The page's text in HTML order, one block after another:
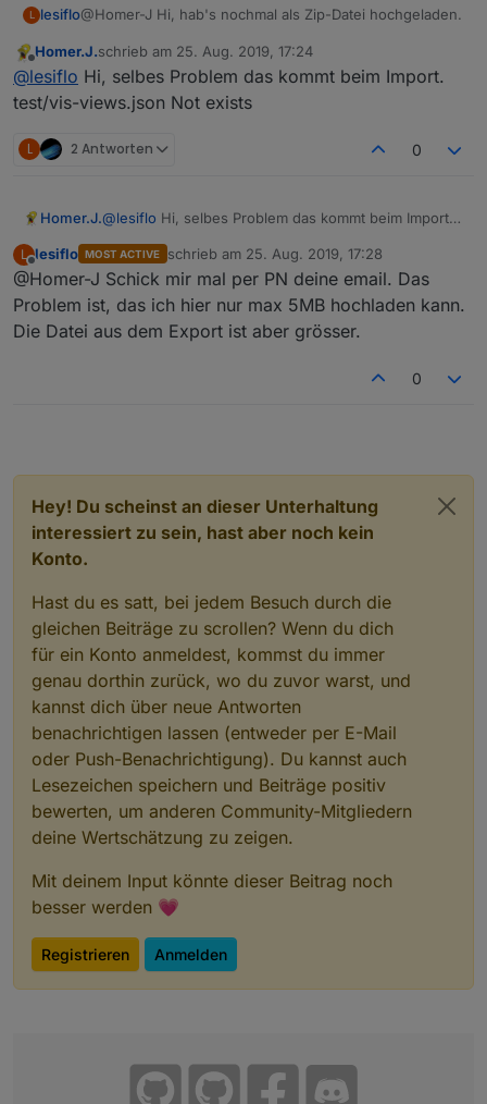
L lesiflo@Homer-J Hi, hab's nochmal als Zip-Datei hochgeladen.
Offline
Homer.J.schrieb am 25. Aug. 2019, 17:24
zuletzt editiert von
@lesiflo Hi, selbes Problem das kommt beim Import.
test/vis-views.json Not exists
L 2 Antworten 0
Homer.J.@lesiflo Hi, selbes Problem das kommt beim Import.
L
Offline
lesiflo MOST ACTIVE schrieb am 25. Aug. 2019, 17:28
zuletzt editiert von
@Homer-J Schick mir mal per PN deine email. Das
Problem ist, das ich hier nur max 5MB hochladen kann.
Die Datei aus dem Export ist aber grösser.
0
Hey! Du scheinst an dieser Unterhaltung
interessiert zu sein, hast aber noch kein
Konto.
Hast du es satt, bei jedem Besuch durch die
gleichen Beiträge zu scrollen? Wenn du dich
für ein Konto anmeldest, kommst du immer
genau dorthin zurück, wo du zuvor warst, und
kannst dich über neue Antworten
benachrichtigen lassen (entweder per E-Mail
oder Push-Benachrichtigung). Du kannst auch
Lesezeichen speichern und Beiträge positiv
bewerten, um anderen Community-Mitgliedern
deine Wertschätzung zu zeigen.
Mit deinem Input könnte dieser Beitrag noch
besser werden 💗
Registrieren Anmelden